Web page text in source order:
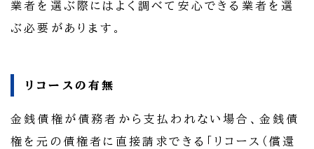
業者を選ぶ際にはよく調べて安心できる業者を選
ぶ必要があります。
リコースの有無
金銭債権が債務者から支払われない場合、金銭債
権を元の債権者に直接請求できる「リコース（償還